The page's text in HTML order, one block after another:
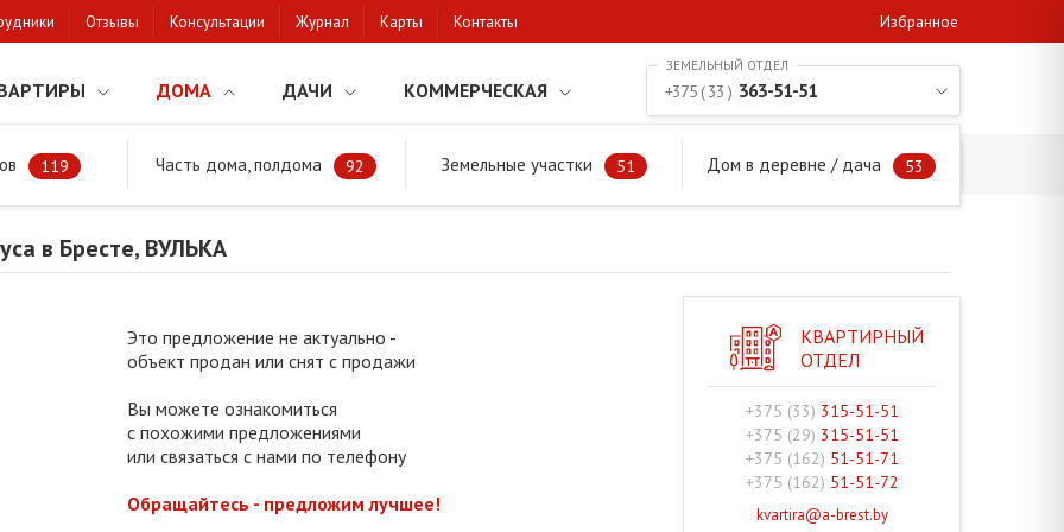
Отзывы Консультации Журнал Карты Контакты Избранное
ДОМА ДАЧИ КОММЕРЧЕСКАЯ
119 Часть дома, полдома 92 Земельные участки 51 Дом в деревне / дача 53
+375 ( 33 ) 363-51-51
Продажа танхауса в Бресте, ВУЛЬКА
в Бресте, ВУЛЬКА
Это предложение не актуально -
объект продан или снят с продажи
Вы можете ознакомиться
с похожими предложениями
или связаться с нами по телефону
Обращайтесь - предложим лучшее!
КВАРТИРНЫЙ
ОТДЕЛ
+375 (33) 315-51-51
+375 (29) 315-51-51
+375 (162) 51-51-71
+375 (162) 51-51-72
kvartira@a-brest.by